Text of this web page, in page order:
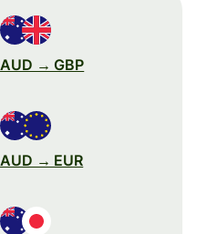
AUD → GBP
AUD → EUR